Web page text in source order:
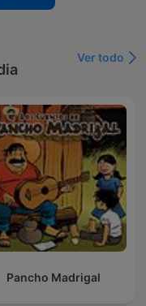
Ver todo
Pancho Madrigal